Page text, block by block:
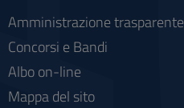
Amministrazione trasparente
Concorsi e Bandi
Albo on-line
Mappa del sito